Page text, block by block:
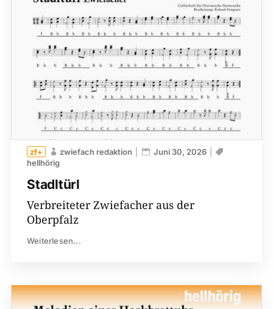
Stadltürl
zwiefach redaktion
Juni 30, 2026
hellhörig
Verbreiteter Zwiefacher aus der
Oberpfalz
Weiterlesen...